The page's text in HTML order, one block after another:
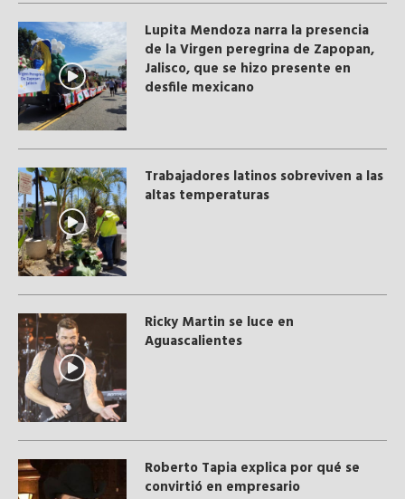
Lupita Mendoza narra la presencia
de la Virgen peregrina de Zapopan,
Jalisco, que se hizo presente en
desfile mexicano
Trabajadores latinos sobreviven a las
altas temperaturas
Ricky Martin se luce en
Aguascalientes
Roberto Tapia explica por qué se
convirtió en empresario